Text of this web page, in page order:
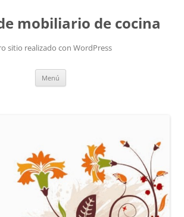
mobiliario de cocina
sitio realizado con WordPress
Menú